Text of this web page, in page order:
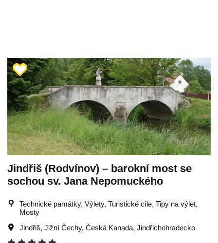
Jindřiš (Rodvínov) – barokní most se
sochou sv. Jana Nepomuckého
Technické památky, Výlety, Turistické cíle, Tipy na výlet,
Mosty
Jindřiš, Jižní Čechy, Česká Kanada, Jindřichohradecko